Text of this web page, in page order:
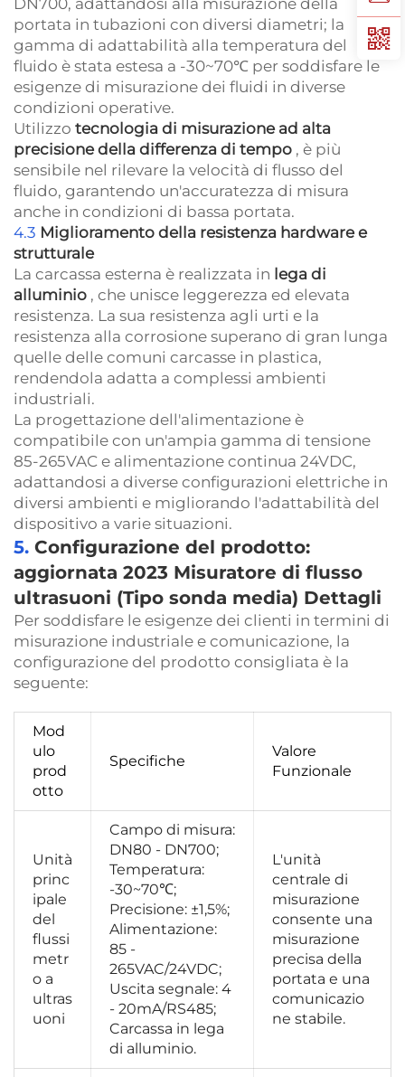
portata in tubazioni con diversi diametri; la
gamma di adattabilità alla temperatura del
fluido è stata estesa a -30~70℃ per soddisfare le
esigenze di misurazione dei fluidi in diverse
condizioni operative.
Utilizzo tecnologia di misurazione ad alta
precisione della differenza di tempo , è più
sensibile nel rilevare la velocità di flusso del
fluido, garantendo un'accuratezza di misura
anche in condizioni di bassa portata.
4.3 Miglioramento della resistenza hardware e
strutturale
La carcassa esterna è realizzata in lega di
alluminio , che unisce leggerezza ed elevata
resistenza. La sua resistenza agli urti e la
resistenza alla corrosione superano di gran lunga
quelle delle comuni carcasse in plastica,
rendendola adatta a complessi ambienti
industriali.
La progettazione dell'alimentazione è
compatibile con un'ampia gamma di tensione
85-265VAC e alimentazione continua 24VDC,
adattandosi a diverse configurazioni elettriche in
diversi ambienti e migliorando l'adattabilità del
dispositivo a varie situazioni.
5. Configurazione del prodotto:
aggiornata 2023 Misuratore di flusso
ultrasuoni (Tipo sonda media) Dettagli
Per soddisfare le esigenze dei clienti in termini di
misurazione industriale e comunicazione, la
configurazione del prodotto consigliata è la
seguente:
Mod
ulo
prod
otto
Specifiche
Valore
Funzionale
Unità
princ
ipale
del
flussi
metr
o a
ultras
uoni
Campo di misura:
DN80 - DN700;
Temperatura:
-30~70℃;
Precisione: ±1,5%;
Alimentazione:
85 -
265VAC/24VDC;
Uscita segnale: 4
- 20mA/RS485;
Carcassa in lega
di alluminio.
L'unità
centrale di
misurazione
consente una
misurazione
precisa della
portata e una
comunicazio
ne stabile.